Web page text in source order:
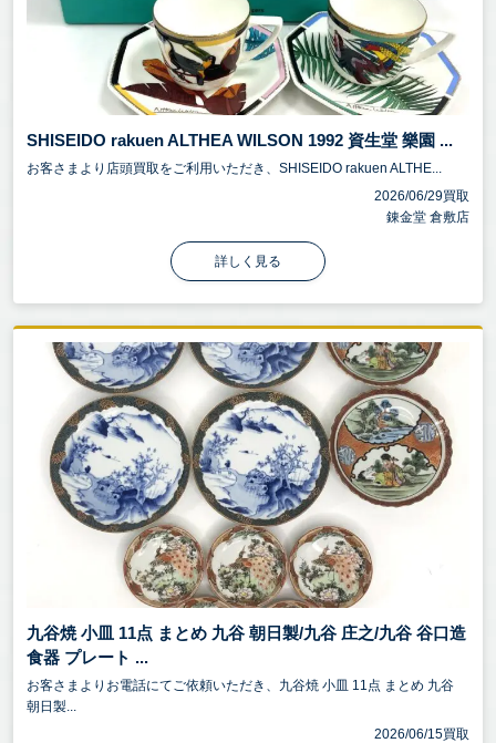
SHISEIDO rakuen ALTHEA WILSON 1992 資生堂 樂園 ...
お客さまより店頭買取をご利用いただき、SHISEIDO rakuen ALTHE...
2026/06/29買取
錬金堂 倉敷店
詳しく見る
九谷焼 小皿 11点 まとめ 九谷 朝日製/九谷 庄之/九谷 谷口造
食器 プレート ...
お客さまよりお電話にてご依頼いただき、九谷焼 小皿 11点 まとめ 九谷
朝日製...
2026/06/15買取